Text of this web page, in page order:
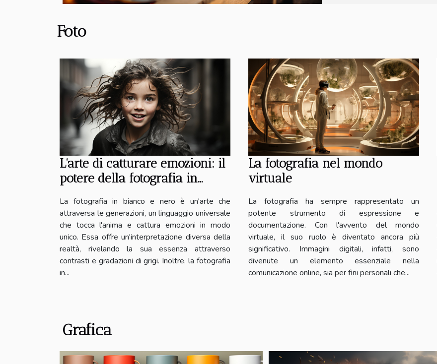
Foto
L'arte di catturare emozioni: il
potere della fotografia in
La fotografia in bianco e nero è un'arte che
attraversa le generazioni, un linguaggio universale
che tocca l'anima e cattura emozioni in modo
unico. Essa offre un'interpretazione diversa della
realtà, rivelando la sua essenza attraverso
contrasti e gradazioni di grigi. Inoltre, la fotografia
in...
La fotografia nel mondo
virtuale
La fotografia ha sempre rappresentato un
potente strumento di espressione e
documentazione. Con l'avvento del mondo
virtuale, il suo ruolo è diventato ancora più
significativo. Immagini digitali, infatti, sono
divenute un elemento essenziale nella
comunicazione online, sia per fini personali che...
Grafica